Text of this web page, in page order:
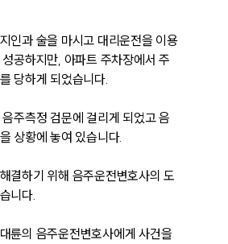
인과 술을 마시고 대리운전을 이용
공하지만, 아파트 주차장에서 주
당하게 되었습니다.
주측정 검문에 걸리게 되었고 음
상황에 놓여 있습니다.
결하기 위해 음주운전변호사의 도
니다.
륜의 음주운전변호사에게 사건을